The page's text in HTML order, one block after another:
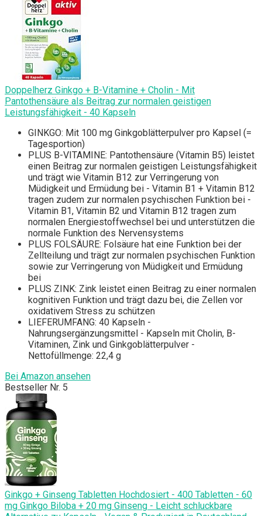
Doppelherz Ginkgo + B-Vitamine + Cholin - Mit
Pantothensäure als Beitrag zur normalen geistigen
Leistungsfähigkeit - 40 Kapseln
GINKGO: Mit 100 mg Ginkgoblätterpulver pro Kapsel (=
Tagesportion)
PLUS B-VITAMINE: Pantothensäure (Vitamin B5) leistet
einen Beitrag zur normalen geistigen Leistungsfähigkeit
und trägt wie Vitamin B12 zur Verringerung von
Müdigkeit und Ermüdung bei - Vitamin B1 + Vitamin B12
tragen zudem zur normalen psychischen Funktion bei -
Vitamin B1, Vitamin B2 und Vitamin B12 tragen zum
normalen Energiestoffwechsel bei und unterstützen die
normale Funktion des Nervensystems
PLUS FOLSÄURE: Folsäure hat eine Funktion bei der
Zellteilung und trägt zur normalen psychischen Funktion
sowie zur Verringerung von Müdigkeit und Ermüdung
bei
PLUS ZINK: Zink leistet einen Beitrag zu einer normalen
kognitiven Funktion und trägt dazu bei, die Zellen vor
oxidativem Stress zu schützen
LIEFERUMFANG: 40 Kapseln -
Nahrungsergänzungsmittel - Kapseln mit Cholin, B-
Vitaminen, Zink und Ginkgoblätterpulver -
Nettofüllmenge: 22,4 g
Bei Amazon ansehen
Bestseller Nr. 5
Ginkgo + Ginseng Tabletten Hochdosiert - 400 Tabletten - 60
mg Ginkgo Biloba + 20 mg Ginseng - Leicht schluckbare